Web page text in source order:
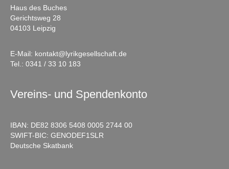
Haus des Buches
Gerichtsweg 28
04103 Leipzig
E-Mail: kontakt@lyrikgesellschaft.de
Tel.: 0341 / 33 10 183
Vereins- und Spendenkonto
IBAN: DE82 8306 5408 0005 2744 00
SWIFT-BIC: GENODEF1SLR
Deutsche Skatbank